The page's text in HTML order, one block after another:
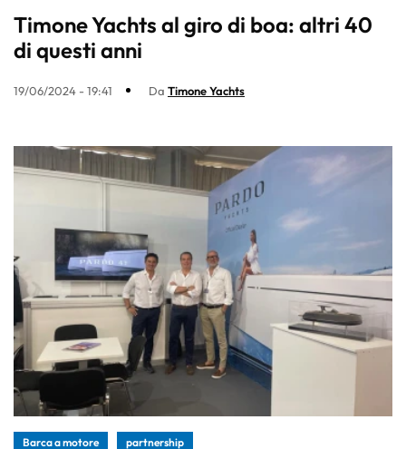
Timone Yachts al giro di boa: altri 40
di questi anni
19/06/2024 - 19:41 Da Timone Yachts
Barca a motore partnership